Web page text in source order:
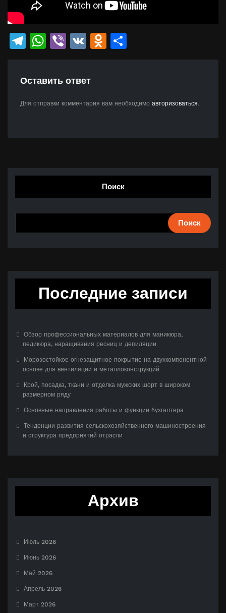
Telegram
WhatsApp
Viber
VK Odnoklassniki
Оставить ответ
Для отправки комментария вам необходимо авторизоваться.
Поиск
Поиск
Последние записи
Обзор профессиональных материалов для маникюра,
педикюра, наращивания ресниц и депиляции
Морозостойкое огнезащитное покрытие на двухкомпонентной
основе для вентиляции и металлоконструкций
Крой, посадка, ткани и отделка мужских шорт в широком
размерном ряду
Основные направления работы и функции бухгалтера
Тенденции развития сельскохозяйственного машиностроения
и структура предприятий отрасли
Архив
Июль 2026
Июнь 2026
Май 2026
Апрель 2026
Март 2026